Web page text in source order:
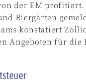
der EM profitiert.
Biergärten
konstatiert
Angeboten für die